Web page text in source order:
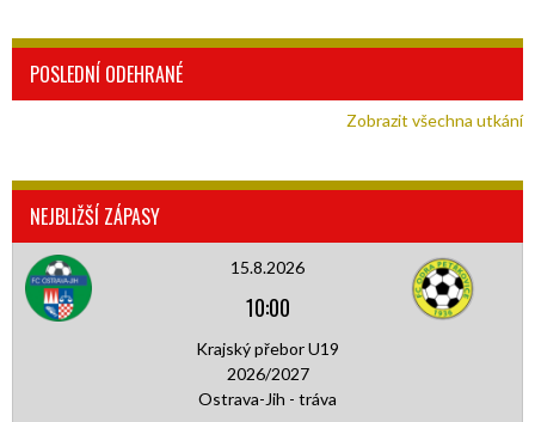
POSLEDNÍ ODEHRANÉ
Zobrazit všechna utkání
NEJBLIŽŠÍ ZÁPASY
15.8.2026
10:00
Krajský přebor U19
2026/2027
Ostrava-Jih - tráva